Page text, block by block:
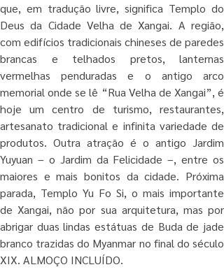
que, em tradução livre, significa Templo do
Deus da Cidade Velha de Xangai. A região,
com edifícios tradicionais chineses de paredes
brancas e telhados pretos, lanternas
vermelhas penduradas e o antigo arco
memorial onde se lê “Rua Velha de Xangai”, é
hoje um centro de turismo, restaurantes,
artesanato tradicional e infinita variedade de
produtos. Outra atração é o antigo Jardim
Yuyuan – o Jardim da Felicidade –, entre os
maiores e mais bonitos da cidade. Próxima
parada, Templo Yu Fo Si, o mais importante
de Xangai, não por sua arquitetura, mas por
abrigar duas lindas estátuas de Buda de jade
branco trazidas do Myanmar no final do século
XIX. ALMOÇO INCLUÍDO.